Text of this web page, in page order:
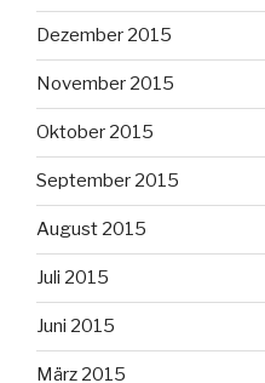
Dezember 2015
November 2015
Oktober 2015
September 2015
August 2015
Juli 2015
Juni 2015
März 2015